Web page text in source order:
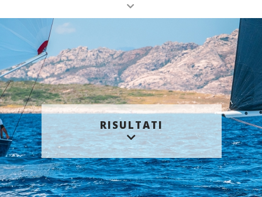
RISULTATI